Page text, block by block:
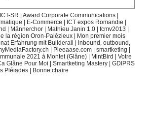
ICT-SR Award Corporate Communications
E-Commerce ICT expos Romandie
Männerchor Mathieu Janin 1.0 fcmv2013
la région Oron-Palézieux
Mon premier mois
Erfahrung mit Builderall
inbound, outbound,
Pleeaase.com smartketing
2021 à Montet (Glâne) MintBird
Votre
Glâne Pour Moi Smartketing Mastery
GDIPRS
Pléiades Bonne chaire